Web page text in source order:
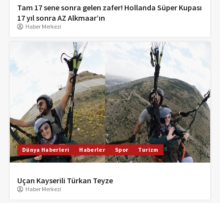
Tam 17 sene sonra gelen zafer! Hollanda Süper Kupası
17 yıl sonra AZ Alkmaar’ın
Haber Merkezi
Dünya Haberleri Haberler Spor Turizm
Uçan Kayserili Türkan Teyze
Haber Merkezi